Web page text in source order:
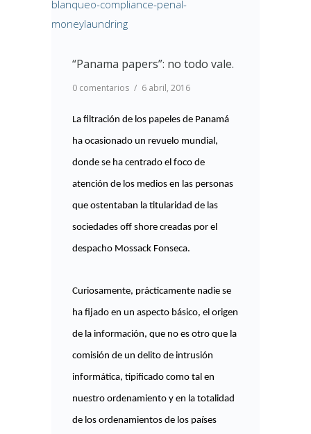
“Panama papers”: no todo vale.
0 comentarios / 6 abril, 2016
La filtración de los papeles de Panamá
ha ocasionado un revuelo mundial,
donde se ha centrado el foco de
atención de los medios en las personas
que ostentaban la titularidad de las
sociedades off shore creadas por el
despacho Mossack Fonseca.
Curiosamente, prácticamente nadie se
ha fijado en un aspecto básico, el origen
de la información, que no es otro que la
comisión de un delito de intrusión
informática, tipificado como tal en
nuestro ordenamiento y en la totalidad
de los ordenamientos de los países